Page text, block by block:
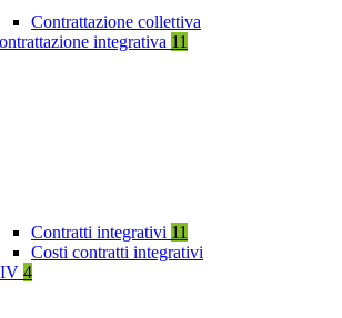
Contrattazione collettiva
integrativa 11
Contratti integrativi 11
Costi contratti integrativi
4